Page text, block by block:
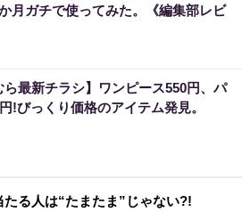
月ガチで使ってみた。《編集部レビ
ら最新チラシ】ワンピース550円、パ
!びっくり価格のアイテム発見。
たる人は“たまたま”じゃない?!